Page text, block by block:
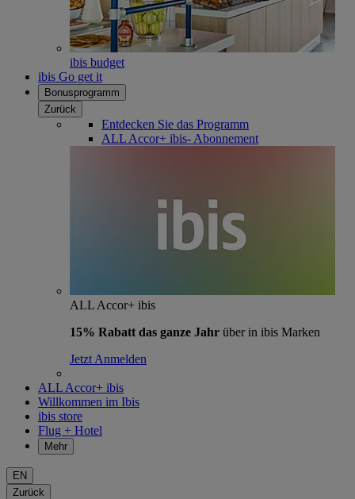
ibis budget
ibis Go get it
Bonusprogramm
Zurück
Entdecken Sie das Programm
ALL Accor+ ibis- Abonnement
ALL Accor+ ibis
15% Rabatt das ganze Jahr über in ibis Marken
Jetzt Anmelden
ALL Accor+ ibis
Willkommen im Ibis
ibis store
Flug + Hotel
Mehr
EN
Zurück